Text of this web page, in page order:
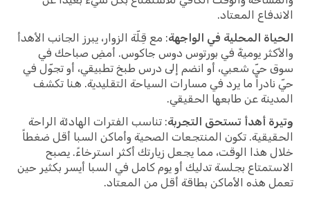
الاندفاع المعتاد.
الحياة المحلية في الواجهة: مع قِلّة الزوار، يبرز الجانب الأهدأ
والأكثر يوميةً في بورتوس دوس جاكوس. أمضِ صباحك في
سوق حيّ شعبي، أو انضم إلى درس طبخ تطبيقي، أو تجوّل في
حيّ نادراً ما يرد في مسارات السياحة التقليدية. هنا تكشف
المدينة عن طابعها الحقيقي.
وتيرة أهدأ تستحق التجربة: تناسب الفترات الهادئة الراحة
الحقيقية. تكون المنتجعات الصحية وأماكن السبا أقل ضغطاً
خلال هذا الوقت، مما يجعل زيارتك أكثر استرخاءً. يصبح
الاستمتاع بجلسة تدليك أو يوم كامل في السبا أيسر بكثير حين
تعمل هذه الأماكن بطاقة أقل من المعتاد.